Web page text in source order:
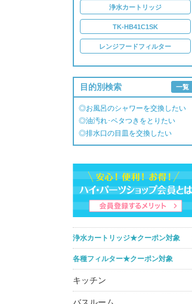
浄水カートリッジ
TK-HB41C1SK
レンジフードフィルター
目的別検索 一覧
◎お風呂のシャワーを交換したい
◎油汚れ･ベタつきをとりたい
◎排水口の目皿を交換したい
浄水カートリッジ★クーポン対象
各種フィルター★クーポン対象
キッチン